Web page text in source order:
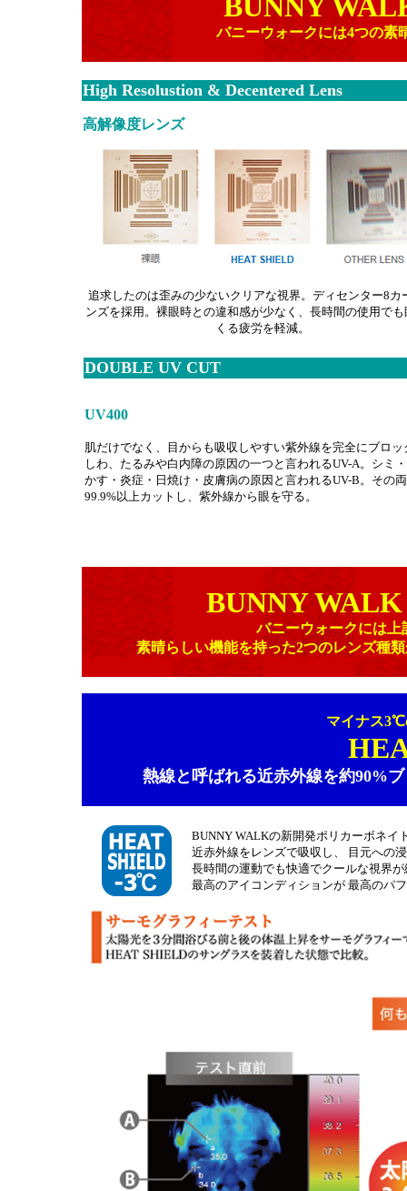
バニーウォークには4つの素
High Resolustion & Decentered Lens
高解像度レンズ
追求したのは歪みの少ないクリアな視界。ディセンター8カ
ンズを採用。裸眼時との違和感が少なく、長時間の使用でも
くる疲労を軽減。
DOUBLE UV CUT
UV400
肌だけでなく、目からも吸収しやすい紫外線を完全にブロッ
しわ、たるみや白内障の原因の一つと言われるUV-A。シミ
かす・炎症・日焼け・皮膚病の原因と言われるUV-B。その
99.9%以上カットし、紫外線から眼を守る。
BUNNY
バニーウォークには
素晴らしい機能を持った2つのレンズ種
マイナス3℃
熱線と呼ばれる近赤外線を約90%
BUNNY WALKの新開発ポリカーボネイ
近赤外線をレンズで吸収し、 目元への
長時間の運動でも快適でクールな視界が
最高のアイコンディションが 最高のパ